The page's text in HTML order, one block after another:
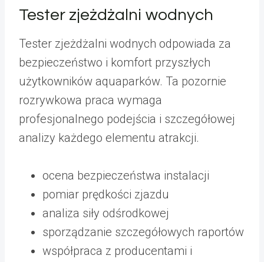
Tester zjeżdżalni wodnych
Tester zjeżdżalni wodnych odpowiada za
bezpieczeństwo i komfort przyszłych
użytkowników aquaparków. Ta pozornie
rozrywkowa praca wymaga
profesjonalnego podejścia i szczegółowej
analizy każdego elementu atrakcji.
ocena bezpieczeństwa instalacji
pomiar prędkości zjazdu
analiza siły odśrodkowej
sporządzanie szczegółowych raportów
współpraca z producentami i